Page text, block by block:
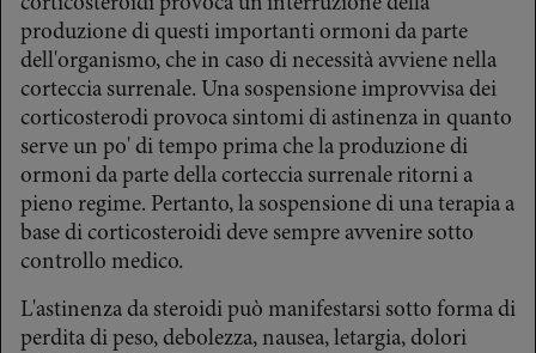
produzione di questi importanti ormoni da parte
dell'organismo, che in caso di necessità avviene nella
corteccia surrenale. Una sospensione improvvisa dei
corticosterodi provoca sintomi di astinenza in quanto
serve un po' di tempo prima che la produzione di
ormoni da parte della corteccia surrenale ritorni a
pieno regime. Pertanto, la sospensione di una terapia a
base di corticosteroidi deve sempre avvenire sotto
controllo medico.
L'astinenza da steroidi può manifestarsi sotto forma di
perdita di peso, debolezza, nausea, letargia, dolori